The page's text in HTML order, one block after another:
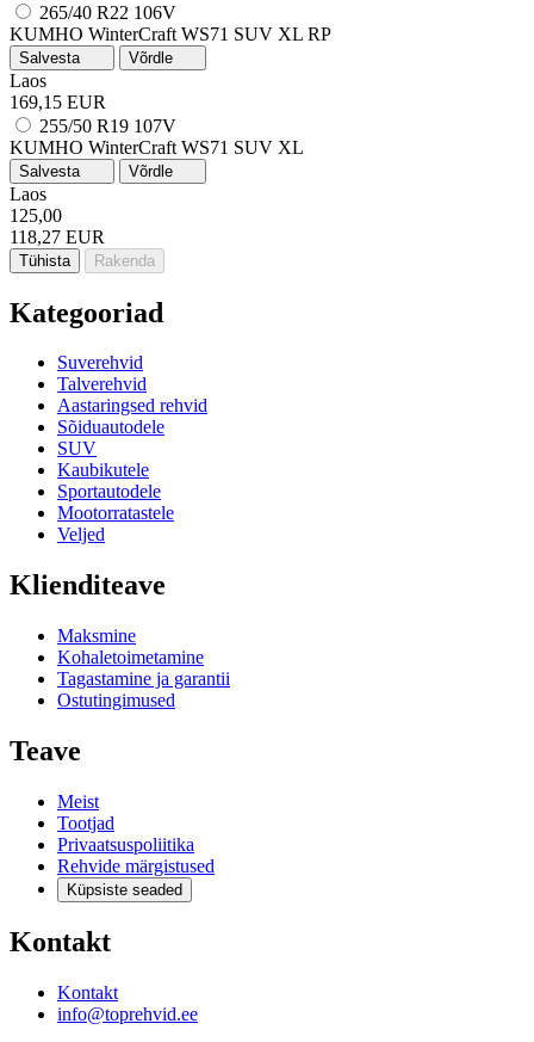
265/40 R22 106V
KUMHO WinterCraft WS71 SUV XL RP
Salvesta Võrdle
Laos
169,15 EUR
255/50 R19 107V
KUMHO WinterCraft WS71 SUV XL
Salvesta Võrdle
Laos
125,00
118,27 EUR
Tühista Rakenda
Kategooriad
Suverehvid
Talverehvid
Aastaringsed rehvid
Sõiduautodele
SUV
Kaubikutele
Sportautodele
Mootorratastele
Veljed
Klienditeave
Maksmine
Kohaletoimetamine
Tagastamine ja garantii
Ostutingimused
Teave
Meist
Tootjad
Privaatsuspoliitika
Rehvide märgistused
Küpsiste seaded
Kontakt
Kontakt
info@toprehvid.ee